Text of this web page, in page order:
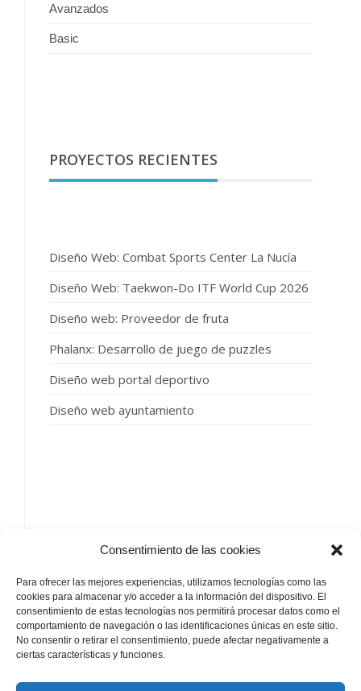
Consentimiento de las cookies
Para ofrecer las mejores experiencias, utilizamos tecnologías como las
cookies para almacenar y/o acceder a la información del dispositivo. El
consentimiento de estas tecnologías nos permitirá procesar datos como el
comportamiento de navegación o las identificaciones únicas en este sitio.
No consentir o retirar el consentimiento, puede afectar negativamente a
ciertas características y funciones.
Avanzados
Basic
PROYECTOS RECIENTES
Diseño Web: Combat Sports Center La Nucía
Diseño Web: Taekwon-Do ITF World Cup 2026
Diseño web: Proveedor de fruta
Phalanx: Desarrollo de juego de puzzles
Diseño web portal deportivo
Diseño web ayuntamiento